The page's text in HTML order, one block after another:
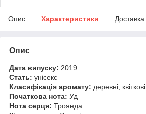
Опис Характеристики Доставка
Опис
Дата випуску: 2019
Стать: унісекс
Класифікація аромату: деревні, квіткові
Початкова нота: Уд
Нота серця: Троянда